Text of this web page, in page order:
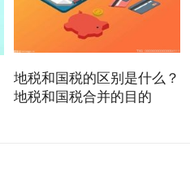
地税和国税的区别是什么？
地税和国税合并的目的